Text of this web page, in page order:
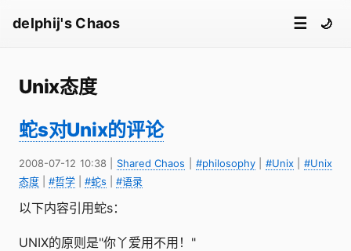
delphij's Chaos ☰ 🌙
Unix态度
蛇s对Unix的评论
2008-07-12 10:38| Shared Chaos #philosophy| #Unix|#Unix
态度
#哲学 #蛇s #语录
以下内容引用蛇s：
UNIX的原则是"你丫爱用不用！"